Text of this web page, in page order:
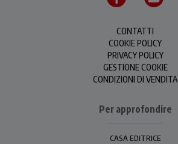
CONTATTI
COOKIE POLICY
PRIVACY POLICY
GESTIONE COOKIE
CONDIZIONI DI VENDITA
Per approfondire
CASA EDITRICE